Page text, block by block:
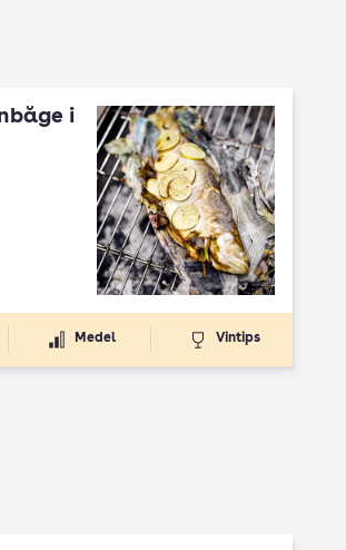
i
Medel Vintips